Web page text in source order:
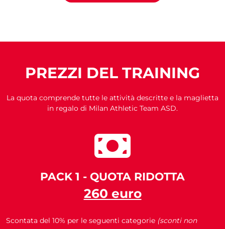
PREZZI DEL TRAINING
La quota comprende tutte le attività descritte e la maglietta
in regalo di Milan Athletic Team ASD.
PACK 1 - QUOTA RIDOTTA
260 euro
Scontata del 10% per le seguenti categorie (sconti non